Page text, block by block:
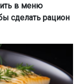
в меню
сделать рацион